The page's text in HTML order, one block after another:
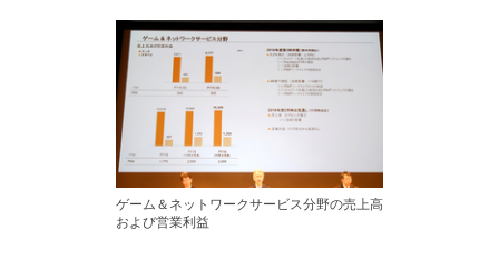
ゲーム＆ネットワークサービス分野の売上高
および営業利益